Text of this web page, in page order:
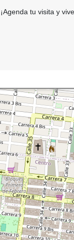
¡Agenda tu visita y